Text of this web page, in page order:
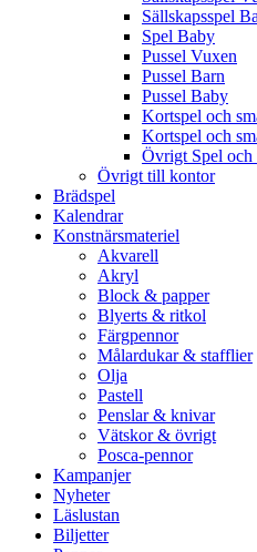
Sällskapsspel
Spel Baby
Pussel Vuxen
Pussel Barn
Pussel Baby
Kortspel och
Kortspel och
Övrigt Spel och
Övrigt till kontor
Brädspel
Kalendrar
Konstnärsmateriel
Akvarell
Akryl
Block & papper
Blyerts & ritkol
Färgpennor
Målardukar & stafflier
Olja
Pastell
Penslar & knivar
Vätskor & övrigt
Posca-pennor
Kampanjer
Nyheter
Läslustan
Biljetter